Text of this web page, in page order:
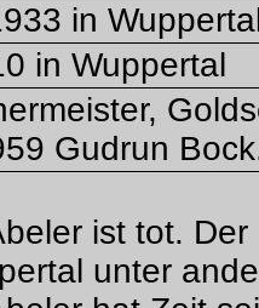
in
in Wuppertal
Gudrun
ist tot.
unter